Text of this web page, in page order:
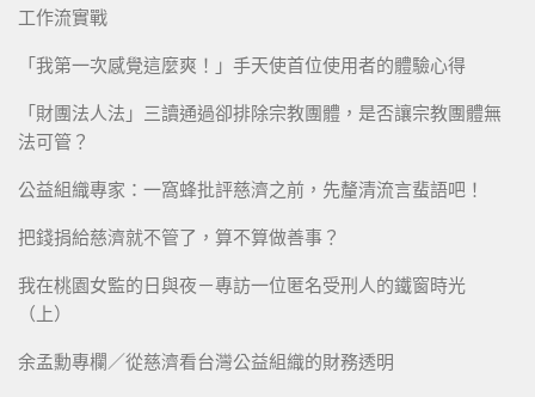
工作流實戰
「我第一次感覺這麼爽！」手天使首位使用者的體驗心得
「財團法人法」三讀通過卻排除宗教團體，是否讓宗教團體無
法可管？
公益組織專家：一窩蜂批評慈濟之前，先釐清流言蜚語吧！
把錢捐給慈濟就不管了，算不算做善事？
我在桃園女監的日與夜－專訪一位匿名受刑人的鐵窗時光
（上）
余孟勳專欄／從慈濟看台灣公益組織的財務透明